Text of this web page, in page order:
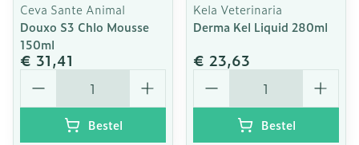
Ceva Sante Animal
Douxo S3 Chlo Mousse
150ml
€ 31,41
Aantal
Bestel
Kela Veterinaria
Derma Kel Liquid 280ml
€ 23,63
Aantal
Bestel